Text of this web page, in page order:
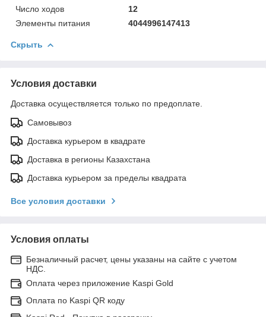
Число ходов
12
Элементы питания
4044996147413
Скрыть
Условия доставки
Доставка осуществляется только по предоплате.
Самовывоз
Доставка курьером в квадрате
Доставка в регионы Казахстана
Доставка курьером за пределы квадрата
Все условия доставки
Условия оплаты
Безналичный расчет, цены указаны на сайте с учетом
НДС.
Оплата через приложение Kaspi Gold
Оплата по Kaspi QR коду